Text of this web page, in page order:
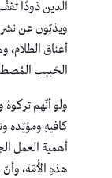
الدين ذودًا
ويذبّون عن نشر
أعناق الظلام،
الحَبيب
ولو أنّهم تركوهُ
كافيهِ ومؤيّده
أهمية العمل
هذهِ الأُمّة،